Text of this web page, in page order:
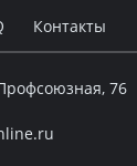
Контакты
76